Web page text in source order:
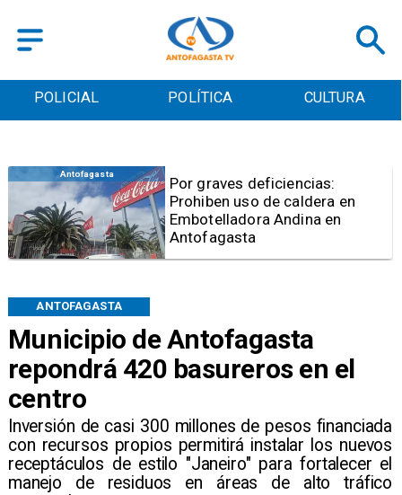
POLICIAL POLÍTICA CULTURA
Municipio de Antofagasta
repondrá 420 basureros en el
centro
​Inversión de casi 300 millones de pesos financiada
con recursos propios permitirá instalar los nuevos
receptáculos de estilo "Janeiro" para fortalecer el
manejo de residuos en áreas de alto tráfico
ANTOFAGASTA
Policial
Mujer queda en prisión
preventiva por estafas con
falsos cupos de Serviu en
Antofagasta